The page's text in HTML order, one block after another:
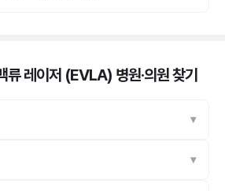
류 레이저 (EVLA) 병원·의원찾기